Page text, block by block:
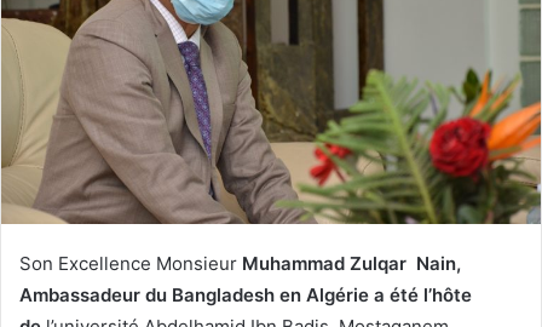
Son Excellence Monsieur Muhammad Zulqar Nain,
Ambassadeur du Bangladesh en Algérie a été l’hôte